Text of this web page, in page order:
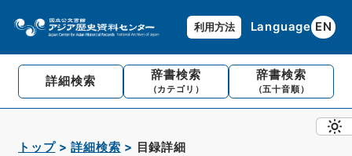
利用方法 Language EN
詳細検索 辞書検索
（カテゴリ）
辞書検索
（五十音順）
トップ 詳細検索 目録詳細